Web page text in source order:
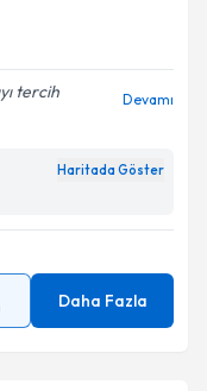
tercih
Devamı
Haritada Göster
Daha Fazla